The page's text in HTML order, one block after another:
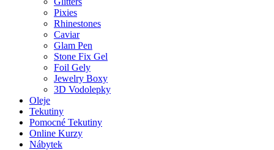
Pixies
Rhinestones
Caviar
Glam Pen
Stone Fix Gel
Foil Gely
Jewelry Boxy
3D Vodolepky
Oleje
Tekutiny
Pomocné Tekutiny
Online Kurzy
Nábytek